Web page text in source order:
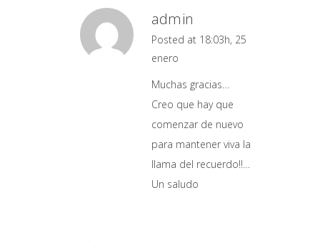
admin
Posted at 18:03h, 25
enero
Muchas gracias…
Creo que hay que
comenzar de nuevo
para mantener viva la
llama del recuerdo!!…
Un saludo